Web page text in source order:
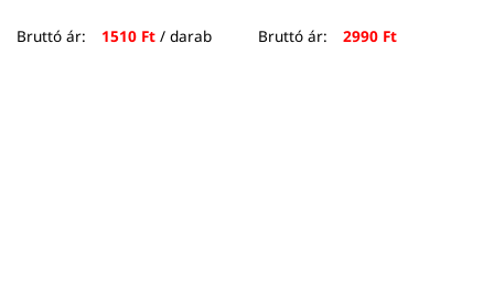
Bruttó ár: 1510 Ft/ darab Bruttó ár: 2990 Ft